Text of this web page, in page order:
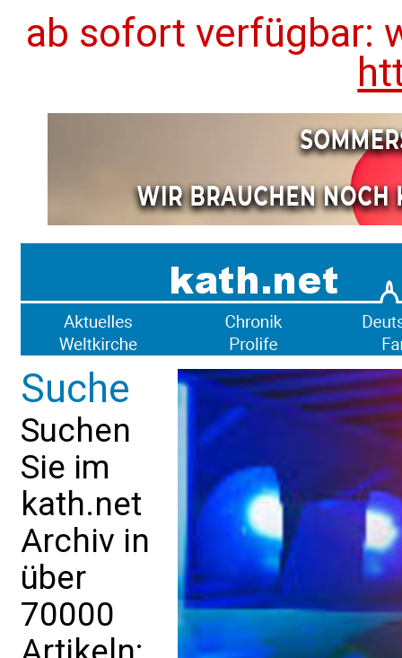
ab sofort verfügbar:
Suche
Suchen
Sie im
kath.net
Archiv in
über
70000